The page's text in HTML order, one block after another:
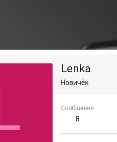
Lenka
Новичёк
Сообщения
8